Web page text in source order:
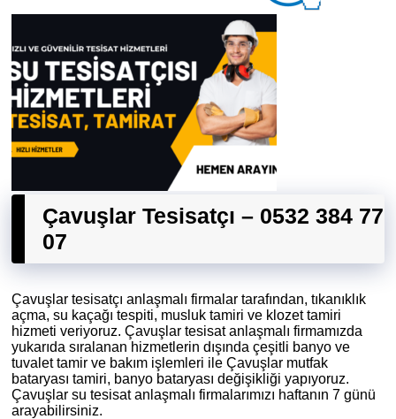
Çavuşlar Tesisatçı – 0532 384 77
07
Çavuşlar tesisatçı anlaşmalı firmalar tarafından, tıkanıklık
açma, su kaçağı tespiti, musluk tamiri ve klozet tamiri
hizmeti veriyoruz. Çavuşlar tesisat anlaşmalı firmamızda
yukarıda sıralanan hizmetlerin dışında çeşitli banyo ve
tuvalet tamir ve bakım işlemleri ile Çavuşlar mutfak
bataryası tamiri, banyo bataryası değişikliği yapıyoruz.
Çavuşlar su tesisat anlaşmalı firmalarımızı haftanın 7 günü
arayabilirsiniz.